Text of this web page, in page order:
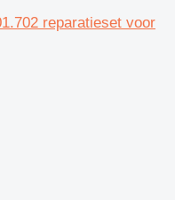
reparatieset voor